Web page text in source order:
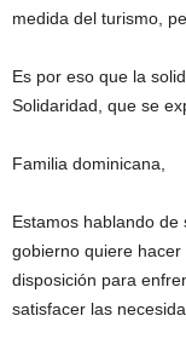
medida del turismo,
Es por eso que la
Solidaridad, que se
Familia dominicana,
Estamos hablando de
gobierno quiere
disposición para
satisfacer las